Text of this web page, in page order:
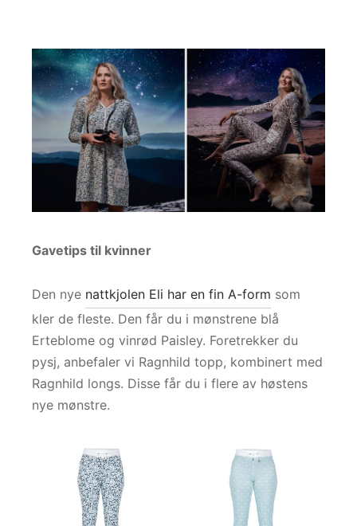
Gavetips til kvinner
Den nye nattkjolen Eli har en fin A-form som
kler de fleste. Den får du i mønstrene blå
Erteblome og vinrød Paisley. Foretrekker du
pysj, anbefaler vi Ragnhild topp, kombinert med
Ragnhild longs. Disse får du i flere av høstens
nye mønstre.